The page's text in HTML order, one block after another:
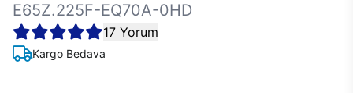
E65Z.225F-EQ70A-0HD
17 Yorum
Kargo Bedava